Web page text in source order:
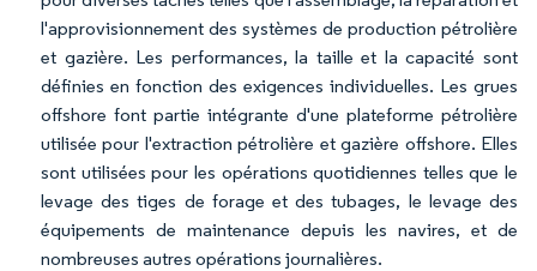
l'approvisionnement des systèmes de production pétrolière
et gazière. Les performances, la taille et la capacité sont
définies en fonction des exigences individuelles. Les grues
offshore font partie intégrante d'une plateforme pétrolière
utilisée pour l'extraction pétrolière et gazière offshore. Elles
sont utilisées pour les opérations quotidiennes telles que le
levage des tiges de forage et des tubages, le levage des
équipements de maintenance depuis les navires, et de
nombreuses autres opérations journalières.